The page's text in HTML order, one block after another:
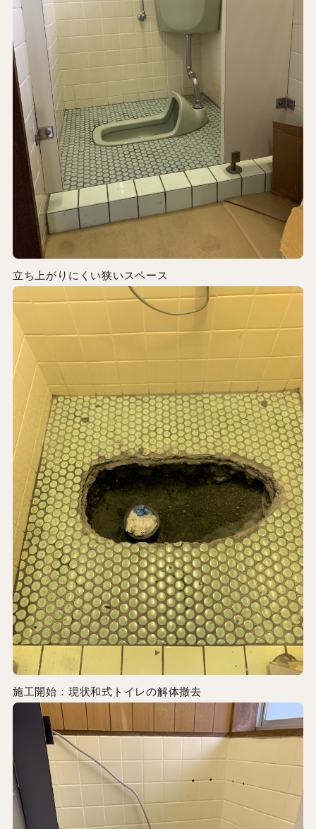
立ち上がりにくい狭いスペース
施工開始：現状和式トイレの解体撤去